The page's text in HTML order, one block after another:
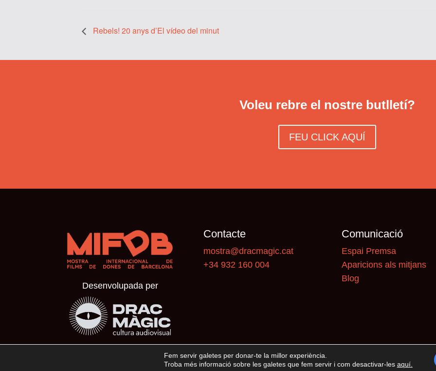
Rebels! 20 anys d’El vídeo del minut
Voleu rebre el nostre butlletí?
FEU CLICK AQUÍ
Desenvolupada per
Contacte
mostra@dracmagic.cat
+34 932 160 004
Comunicació
Espai Premsa
Aparicions als mitjans
Blog
Fem servir galetes per donar-te la millor experiència.
Troba més informació sobre les galetes que fem servir i com desactivar-les aquí.